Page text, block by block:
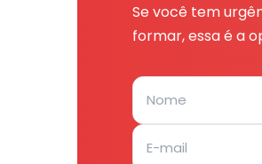
Se você tem
formar, essa é a